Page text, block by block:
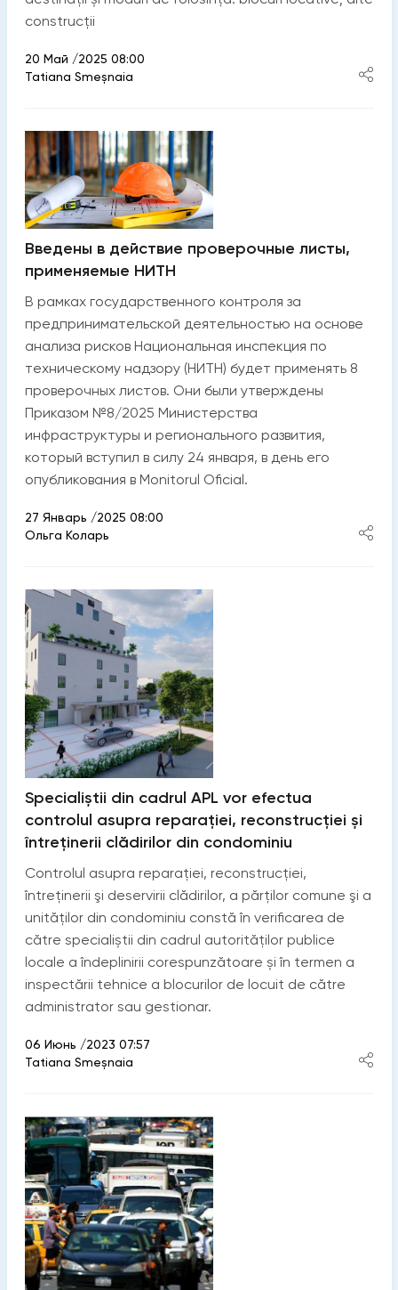
construcții
20 Май /2025 08:00
Tatiana Smeșnaia
Введены в действие проверочные листы,
применяемые НИТН
В рамках государственного контроля за
предпринимательской деятельностью на основе
анализа рисков Национальная инспекция по
техническому надзору (НИТН) будет применять 8
проверочных листов. Они были утверждены
Приказом №8/2025 Министерства
инфраструктуры и регионального развития,
который вступил в силу 24 января, в день его
опубликования в Monitorul Oficial.
27 Январь /2025 08:00
Ольга Коларь
Specialiștii din cadrul APL vor efectua
controlul asupra reparației, reconstrucției și
întreținerii clădirilor din condominiu
Controlul asupra reparației, reconstrucției,
întreținerii şi deservirii clădirilor, a părților comune şi a
unităților din condominiu constă în verificarea de
către specialiștii din cadrul autorităților publice
locale a îndeplinirii corespunzătoare și în termen a
inspectării tehnice a blocurilor de locuit de către
administrator sau gestionar.
06 Июнь /2023 07:57
Tatiana Smeșnaia